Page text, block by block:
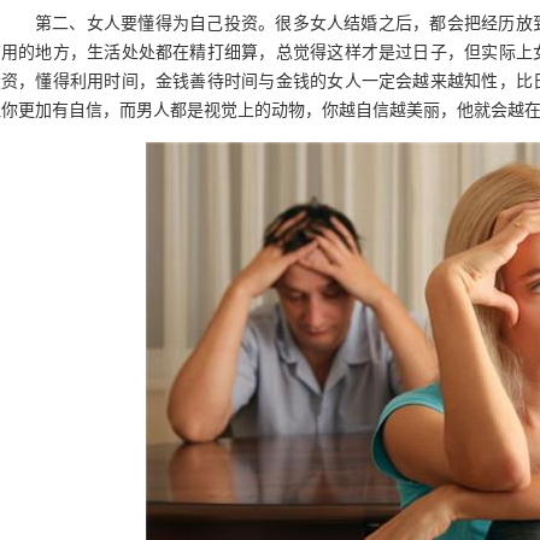
第二、女人要懂得为自己投资。很多女人结婚之后，都会把经历放
的地方，生活处处都在精打细算，总觉得这样才是过日子，但实际
，懂得利用时间，金钱善待时间与金钱的女人一定会越来越知性，
更加有自信，而男人都是视觉上的动物，你越自信越美丽，他就会越